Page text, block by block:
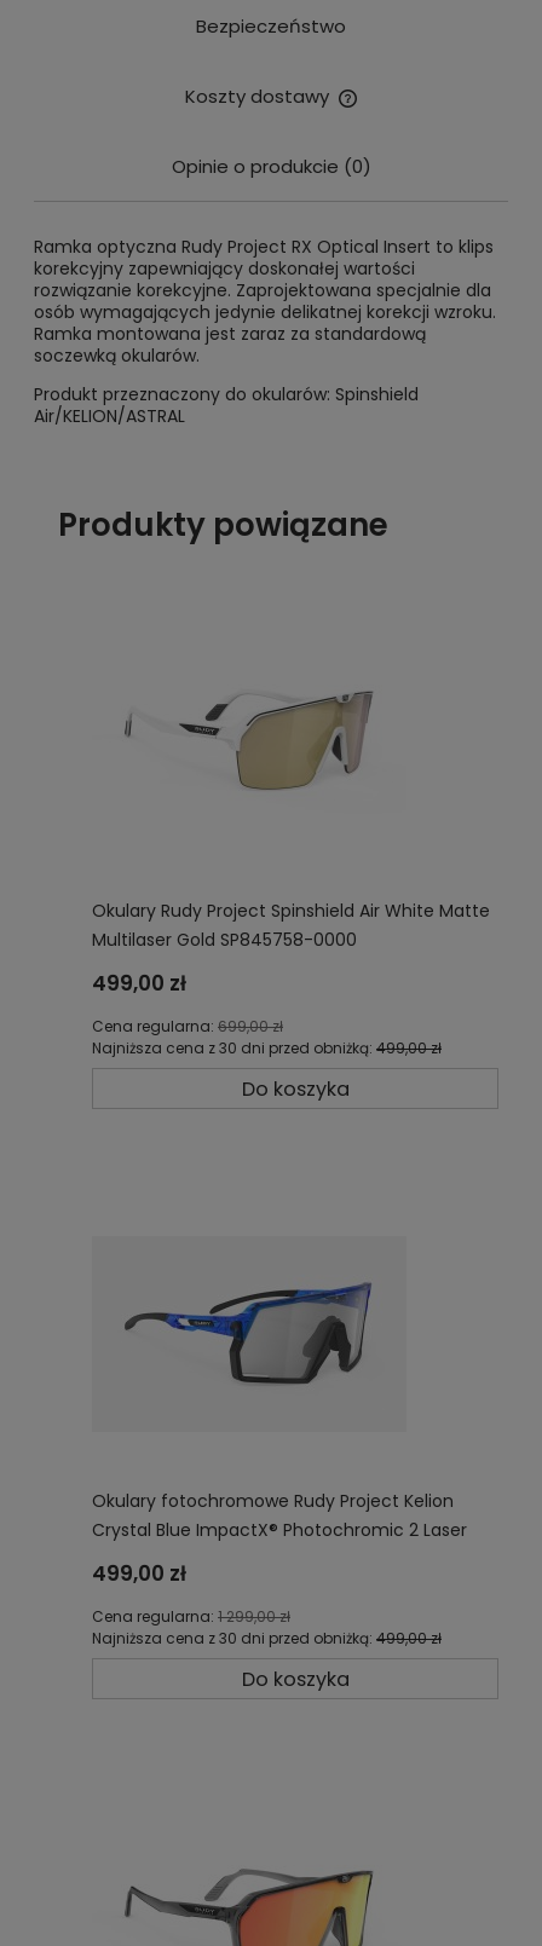
Bezpieczeństwo
Koszty dostawy
Opinie o produkcie (0)
Ramka optyczna Rudy Project RX Optical Insert to klips
korekcyjny zapewniający doskonałej wartości
rozwiązanie korekcyjne. Zaprojektowana specjalnie dla
osób wymagających jedynie delikatnej korekcji wzroku.
Ramka montowana jest zaraz za standardową
soczewką okularów.
Produkt przeznaczony do okularów: Spinshield
Air/KELION/ASTRAL
Produkty powiązane
Okulary Rudy Project Spinshield Air White Matte
Multilaser Gold SP845758-0000
499,00 zł
Cena regularna: 699,00 zł
Najniższa cena z 30 dni przed obniżką: 499,00 zł
Do koszyka
Okulary fotochromowe Rudy Project Kelion
Crystal Blue ImpactX® Photochromic 2 Laser
499,00 zł
Cena regularna: 1 299,00 zł
Najniższa cena z 30 dni przed obniżką: 499,00 zł
Do koszyka